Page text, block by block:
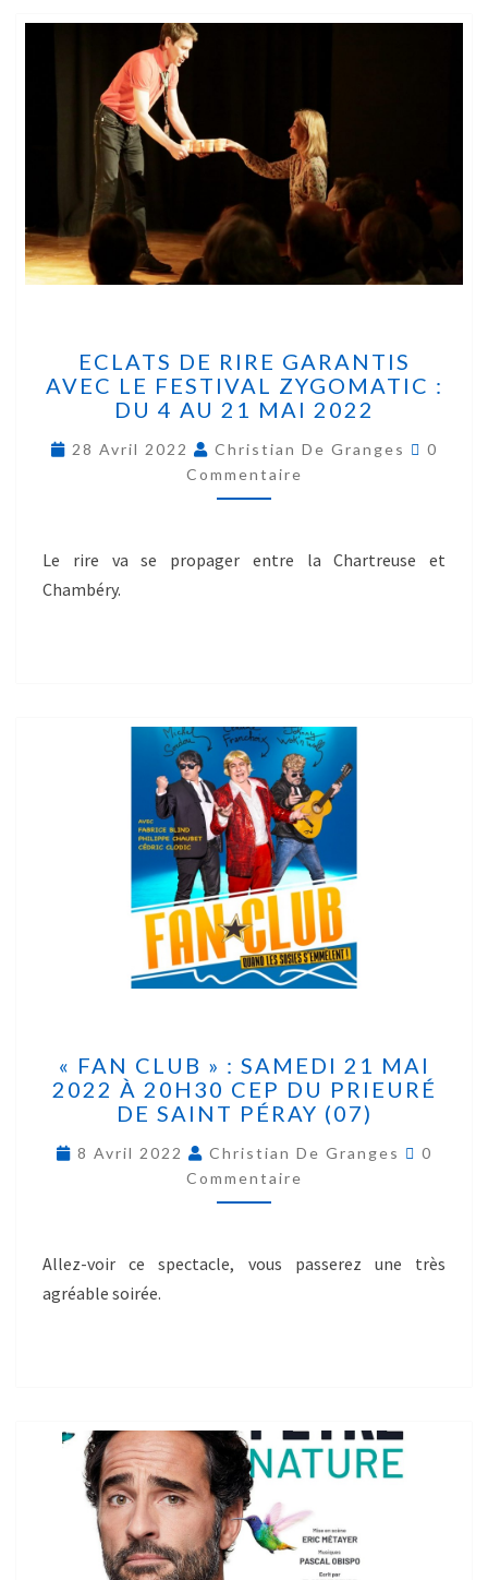
ECLATS DE RIRE GARANTIS
AVEC LE FESTIVAL ZYGOMATIC :
DU 4 AU 21 MAI 2022
28 Avril 2022 Christian De Granges
0
Commentaire
Le rire va se propager entre la Chartreuse et
Chambéry.
« FAN CLUB » : SAMEDI 21 MAI
2022 À 20H30 CEP DU PRIEURÉ
DE SAINT PÉRAY (07)
8 Avril 2022 Christian De Granges
0
Commentaire
Allez-voir ce spectacle, vous passerez une très
agréable soirée.